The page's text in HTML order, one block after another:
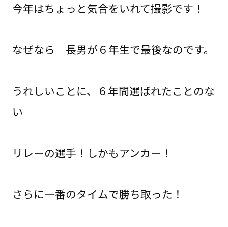
今年はちょっと気合をいれて撮影です！
なぜなら 長男が６年生で最後なのです。
うれしいことに、６年間選ばれたことのな
い
リレーの選手！しかもアンカー！
さらに一番のタイムで勝ち取った！